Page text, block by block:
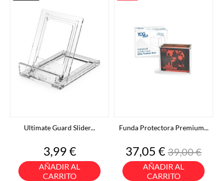
Ultimate Guard Slider...
Precio
3,99 €
AÑADIR AL
CARRITO
Funda Protectora Premium...
Precio
37,05 €Precio
base
39,00 €
AÑADIR AL
CARRITO